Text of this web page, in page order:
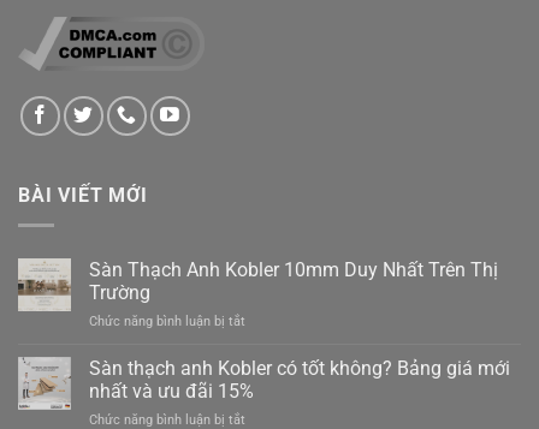
BÀI VIẾT MỚI
Sàn Thạch Anh Kobler 10mm Duy Nhất Trên Thị
Trường
Chức năng bình luận bị tắt
Thạch
Anh
Kobler
Sàn thạch anh Kobler có tốt không? Bảng giá mới
nhất và ưu đãi 15%
Chức năng bình luận bị tắt